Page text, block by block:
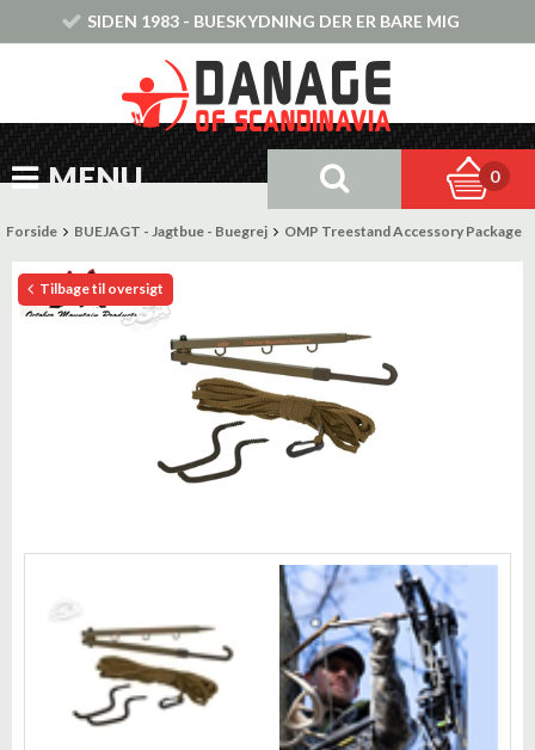
SIDEN 1983 - BUESKYDNING DER ER BARE MIG
MENU 0
Forside BUEJAGT - Jagtbue - Buegrej OMP Treestand Accessory Package
Tilbage til oversigt